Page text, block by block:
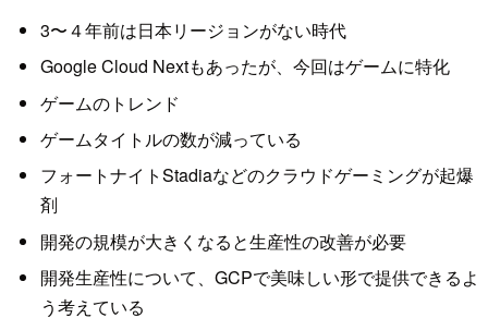
3〜４年前は日本リージョンがない時代
Google Cloud Nextもあったが、今回はゲームに特化
ゲームのトレンド
ゲームタイトルの数が減っている
フォートナイトStadiaなどのクラウドゲーミングが起爆
剤
開発の規模が大きくなると生産性の改善が必要
開発生産性について、GCPで美味しい形で提供できるよ
う考えている